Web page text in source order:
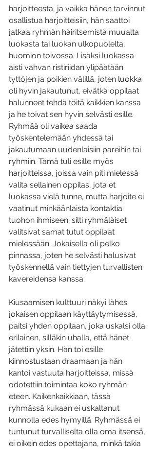
harjoitteesta, ja vaikka hänen tarvinnut
osallistua harjoitteisiin, hän saattoi
jatkaa ryhmän häiritsemistä muualta
luokasta tai luokan ulkopuolelta,
huomion toivossa. Lisäksi luokassa
aisti vahvan ristiriidan ylipäätään
tyttöjen ja poikien välillä, joten luokka
oli hyvin jakautunut, eivätkä oppilaat
halunneet tehdä töitä kaikkien kanssa
ja he toivat sen hyvin selvästi esille.
Ryhmää oli vaikea saada
työskentelemään yhdessä tai
jakautumaan uudenlaisiin pareihin tai
ryhmiin. Tämä tuli esille myös
harjoitteissa, joissa vain piti mielessä
valita sellainen oppilas, jota et
luokassa vielä tunne, mutta harjoite ei
vaatinut minkäänlaista kontaktia
tuohon ihmiseen; silti ryhmäläiset
valitsivat samat tutut oppilaat
mielessään. Jokaisella oli pelko
pinnassa, joten he selvästi halusivat
työskennellä vain tiettyjen turvallisten
kavereidensa kanssa.
Kiusaamisen kulttuuri näkyi lähes
jokaisen oppilaan käyttäytymisessä,
paitsi yhden oppilaan, joka uskalsi olla
erilainen, silläkin uhalla, että hänet
jätettiin yksin. Hän toi esille
kiinnostustaan draamaan ja hän
kantoi vastuuta harjoitteissa, missä
odotettiin toimintaa koko ryhmän
eteen. Kaikenkaikkiaan, tässä
ryhmässä kukaan ei uskaltanut
kunnolla edes hymyillä. Ryhmässä ei
tuntunut turvalliselta olla oma itsensä,
ei oikein edes opettajana, minkä takia